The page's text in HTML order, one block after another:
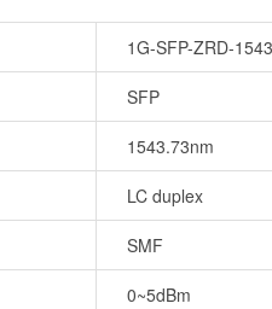
1G-SFP-ZRD-
SFP
1543.73nm
LC duplex
SMF
0~5dBm